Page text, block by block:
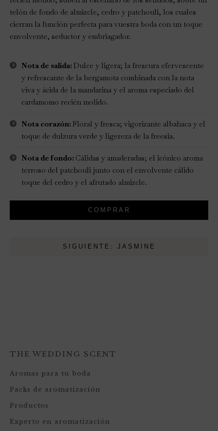
telón de fondo de almizcle, cedro y patchouli, los cuales
cierran la función perfecta para vuestra boda con un toque
envolvente, seductor y embriagador.
Nota de salida: Dulce y ligera; la frescura efervescente
y refrescante de la bergamota combinada con la nota
viva y ácida de la mandarina y el aroma especiado del
cardamomo recién molido.
Nota corazón: Floral y fresca; vigorizante albahaca y el
toque de dulzura verde y ligereza de la freesia.
Nota de fondo: Cálidas y amaderadas; el icónico aroma
terroso del patchouli junto con el envolvente cálido
toque del cedro y el afrutado almizcle.
COMPRAR
SIGUIENTE: JASMINE
THE WEDDING SCENT
Aromas para tu boda
Packs de aromatización
Productos
Experto en aromatización